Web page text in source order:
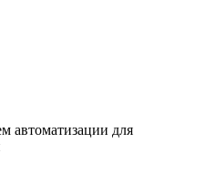
автоматизации для